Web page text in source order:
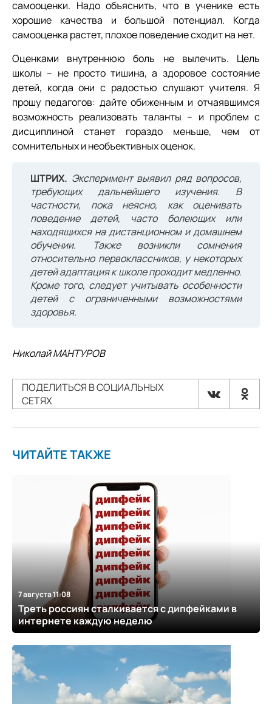
самооценки. Надо объяснить, что в ученике есть
хорошие качества и большой потенциал. Когда
самооценка растет, плохое поведение сходит на нет.
Оценками внутреннюю боль не вылечить. Цель
школы – не просто тишина, а здоровое состояние
детей, когда они с радостью слушают учителя. Я
прошу педагогов: дайте обиженным и отчаявшимся
возможность реализовать таланты – и проблем с
дисциплиной станет гораздо меньше, чем от
сомнительных и необъективных оценок.
ШТРИХ. Эксперимент выявил ряд вопросов,
требующих дальнейшего изучения. В
частности, пока неясно, как оценивать
поведение детей, часто болеющих или
находящихся на дистанционном и домашнем
обучении. Также возникли сомнения
относительно первоклассников, у некоторых
детей адаптация к школе проходит медленно.
Кроме того, следует учитывать особенности
детей с ограниченными возможностями
здоровья.
Николай МАНТУРОВ
ПОДЕЛИТЬСЯ В СОЦИАЛЬНЫХ
СЕТЯХ
ЧИТАЙТЕ ТАКЖЕ
7 августа 11:08
Треть россиян сталкивается с дипфейками в
интернете каждую неделю